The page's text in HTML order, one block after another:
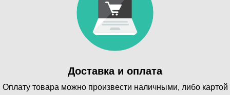
Доставка и оплата
Оплату товара можно произвести наличными, либо картой